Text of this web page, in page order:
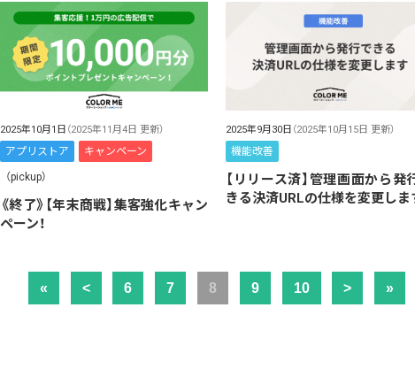
2025年10月1日 （2025年11月4日 更新）
アプリストア キャンペーン
（pickup）
《終了》【年末商戦】集客強化キャン
ペーン！
2025年9月30日 （2025年10月15日 更新）
機能改善
【リリース済】管理画面から発
きる決済URLの仕様を変更しま
« < 6 7 8 9 10 > »